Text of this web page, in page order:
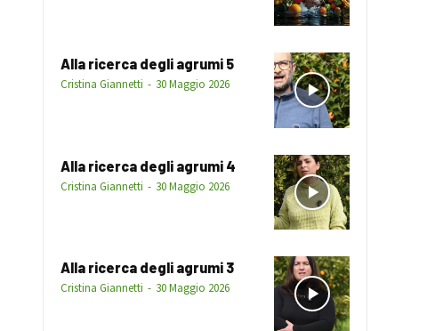
Alla ricerca degli agrumi 5
Cristina Giannetti - 30 Maggio 2026
Alla ricerca degli agrumi 4
Cristina Giannetti - 30 Maggio 2026
Alla ricerca degli agrumi 3
Cristina Giannetti - 30 Maggio 2026